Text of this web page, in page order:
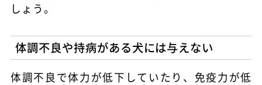
しょう。
体調不良や持病がある犬には与えない
体調不良で体力が低下していたり、免疫力が低